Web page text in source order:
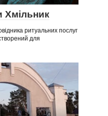
Хмільник
ритуальних послуг
для